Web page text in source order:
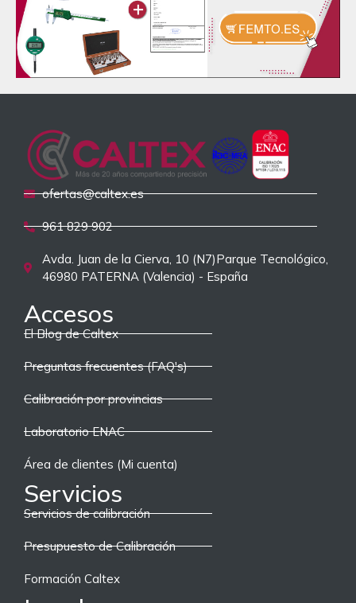
ofertas@caltex.es
961 829 902
Avda. Juan de la Cierva, 10 (N7)Parque Tecnológico,
46980 PATERNA (Valencia) - España
Accesos
El Blog de Caltex
Preguntas frecuentes (FAQ's)
Calibración por provincias
Laboratorio ENAC
Área de clientes (Mi cuenta)
Servicios
Servicios de calibración
Presupuesto de Calibración
Formación Caltex